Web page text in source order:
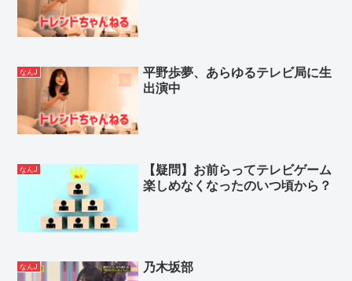
なんJ
平野歩夢、あらゆるテレビ局に生
出演中
なんJ
【疑問】お前らってテレビゲーム
楽しめなくなったのいつ頃から？
なんJ 乃木坂部